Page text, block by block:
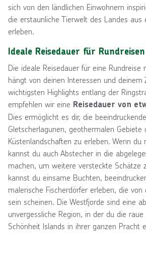
sich von den ländlichen Einwohnern
die erstaunliche Tierwelt des Landes aus
erleben.
Ideale Reisedauer für
Die ideale Reisedauer für eine Rundreise
hängt von deinen Interessen und deinem
wichtigsten Highlights entlang der
empfehlen wir eine Reisedauer von
Dies ermöglicht es dir, die
Gletscherlagunen, geothermalen Gebiete
Küstenlandschaften zu erleben. Wenn du
kannst du auch Abstecher in die
machen, um weitere versteckte Schätze
kannst du einsame Buchten,
malerische Fischerdörfer erleben, die
sein scheinen. Die Westfjorde sind eine
unvergessliche Region, in der du die
Schönheit Islands in ihrer ganzen Pracht